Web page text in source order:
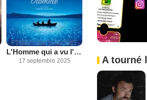
L'Homme qui a vu l'ours qui a vu l'homme
17 septembre 2025 A tourné